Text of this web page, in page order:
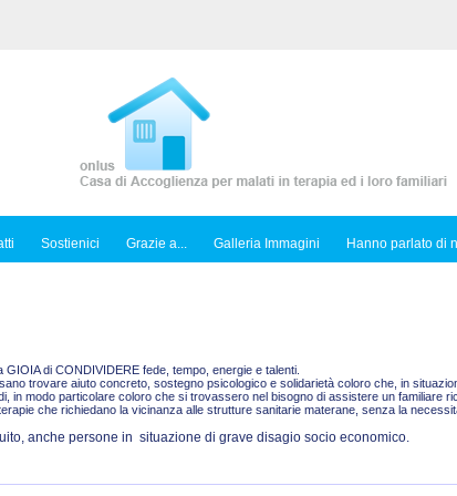
Sostienici Grazie a... Galleria Immagini Hanno parlato di
GIOIA di CONDIVIDERE fede, tempo, energie e talenti.
trovare aiuto concreto, sostegno psicologico e solidarietà coloro che, in
in modo particolare coloro che si trovassero nel bisogno di assistere un familiare
che richiedano la vicinanza alle strutture sanitarie materane, senza la
anche persone in situazione di grave disagio socio economico.